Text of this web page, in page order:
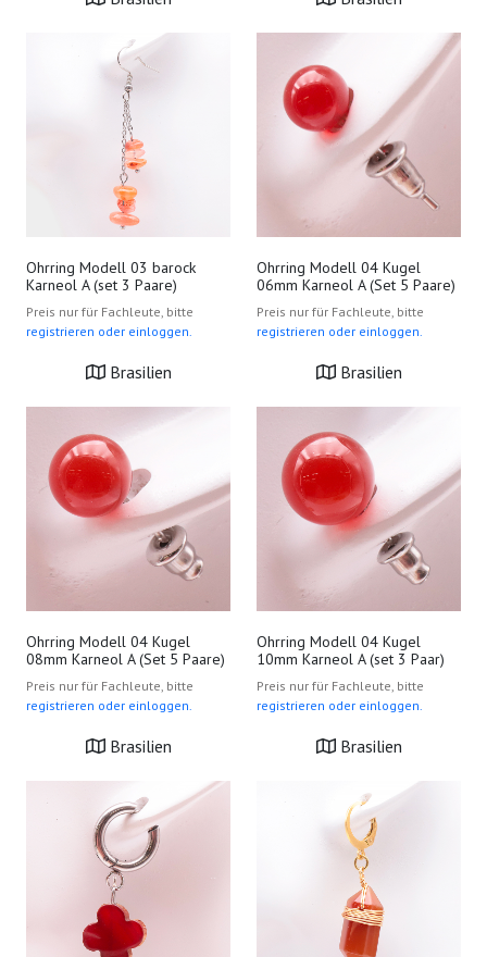
Ohrring Modell 03 barock
Karneol A (set 3 Paare)
Preis nur für Fachleute, bitte
registrieren oder einloggen.
Brasilien
Ohrring Modell 04 Kugel
06mm Karneol A (Set 5 Paare)
Preis nur für Fachleute, bitte
registrieren oder einloggen.
Brasilien
Ohrring Modell 04 Kugel
08mm Karneol A (Set 5 Paare)
Preis nur für Fachleute, bitte
registrieren oder einloggen.
Brasilien
Ohrring Modell 04 Kugel
10mm Karneol A (set 3 Paar)
Preis nur für Fachleute, bitte
registrieren oder einloggen.
Brasilien